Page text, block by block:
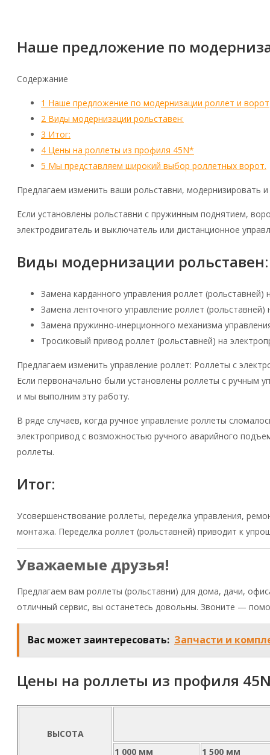
Наше предложение по
Содержание
1 Наше предложение по модернизации роллет и ворот
2 Виды модернизации рольставен:
3 Итог:
4 Цены на роллеты из профиля 45N*
5 Мы представляем широкий выбор роллетных ворот.
Предлагаем изменить ваши рольставни, модернизировать
Если установлены рольставни с пружинным поднятием,
электродвигатель и выключатель или дистанционное
Виды модернизации рольставен:
Замена карданного управления роллет (рольставней)
Замена ленточного управление роллет (рольставней)
Замена пружинно-инерционного механизма
Тросиковый привод роллет (рольставней) на
Предлагаем изменить управление роллет: Роллеты с
Если первоначально были установлены роллеты с ручным
и мы выполним эту работу.
В ряде случаев, когда ручное управление роллеты
электропривод с возможностью ручного аварийного
роллеты.
Итог:
Усовершенствование роллеты, переделка управления,
монтажа. Переделка роллет (рольставней) приводит к
Уважаемые друзья!
Предлагаем вам роллеты (рольставни) для дома, дачи,
отличный сервис, вы останетесь довольны. Звоните —
Вас может заинтересовать: Запчасти и
Цены на роллеты из профиля
ВЫСОТА
1 000 мм
1 500 мм